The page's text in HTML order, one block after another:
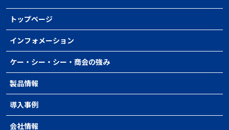
トップページ
インフォメーション
ケー・シー・シー・商会の強み
製品情報
導入事例
会社情報